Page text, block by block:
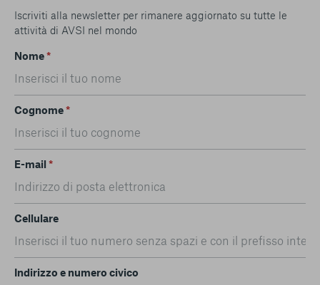
Iscriviti alla newsletter per rimanere aggiornato su tutte le
attività di AVSI nel mondo
Nome*
Cognome*
E-mail*
Cellulare
Indirizzo e numero civico